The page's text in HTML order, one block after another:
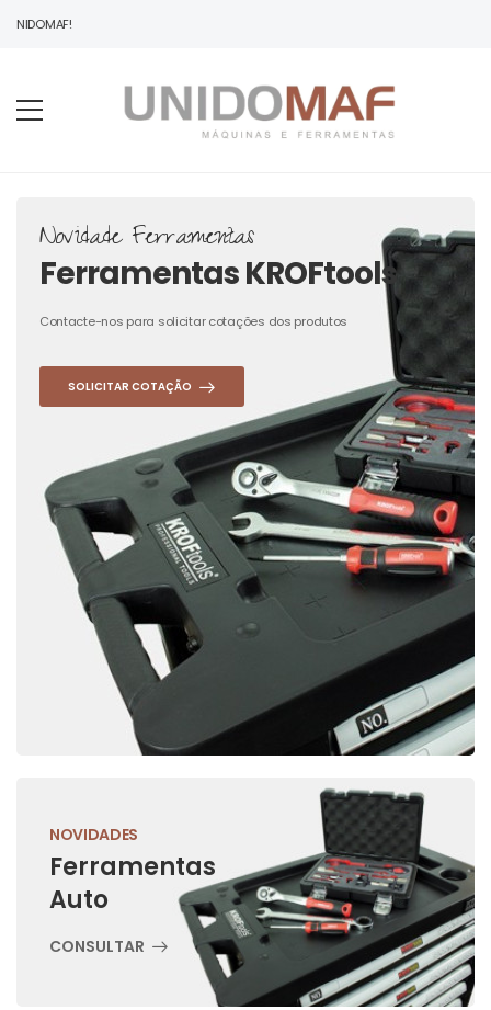
Novidade Ferramentas
Ferramentas KROFtools
Contacte-nos para solicitar cotações dos produtos
SOLICITAR COTAÇÃO
NOVIDADES
Ferramentas
Auto
CONSULTAR